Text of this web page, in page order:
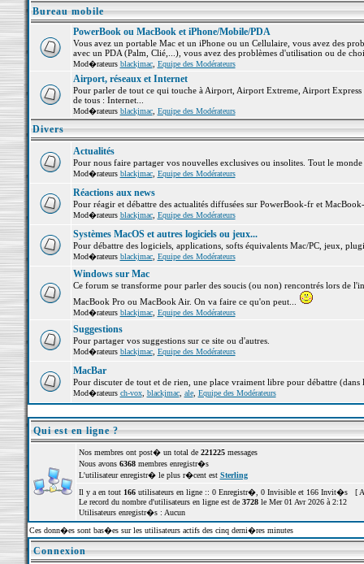
Bureau mobile
PowerBook ou MacBook et iPhone/Mobile/PDA
Vous avez un portable Mac et un iPhone ou un Cellulaire, vous avez des
avec un PDA (Palm, Clié,...), vous avez des problèmes d'utilisation ou de
Mod�rateurs blackjmac, Equipe des Modérateurs
Airport, réseaux et Internet
Pour parler de tout ce qui touche à Airport, Airport Extreme, Airport
de tous : Internet...
Mod�rateurs blackjmac, Equipe des Modérateurs
Divers
Actualités
Pour nous faire partager vos nouvelles exclusives ou insolites. Tout le
Mod�rateurs blackjmac, Equipe des Modérateurs
Réactions aux news
Pour réagir et débattre des actualités diffusées sur PowerBook-fr et
Mod�rateurs blackjmac, Equipe des Modérateurs
Systèmes MacOS et autres logiciels ou jeux...
Pour débattre des logiciels, applications, softs équivalents Mac/PC, jeux,
Mod�rateurs blackjmac, Equipe des Modérateurs
Windows sur Mac
Ce forum se transforme pour parler des soucis (ou non) rencontrés lors de
MacBook Pro ou MacBook Air. On va faire ce qu'on peut...
Mod�rateurs blackjmac, Equipe des Modérateurs
Suggestions
Pour partager vos suggestions sur ce site ou d'autres.
Mod�rateurs blackjmac, Equipe des Modérateurs
MacBar
Pour discuter de tout et de rien, une place vraiment libre pour débattre (dans
Mod�rateurs ch-vox, blackjmac, ale, Equipe des Modérateurs
Qui est en ligne ?
Nos membres ont post� un total de 221225messages
Nous avons 6368membres enregistr�s
L'utilisateur enregistr� le plus r�cent est Sterling
Il y a en tout 166utilisateurs en ligne :: 0 Enregistr�, 0 Invisible et 166 Invit�s [
Le record du nombre d'utilisateurs en ligne est de 3728le Mer 01 Avr 2026 à 2:12
Utilisateurs enregistr�s : Aucun
Ces donn�es sont bas�es sur les utilisateurs actifs des cinq derni�res minutes
Connexion